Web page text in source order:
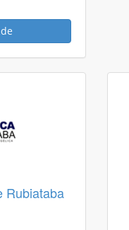
Rubiataba